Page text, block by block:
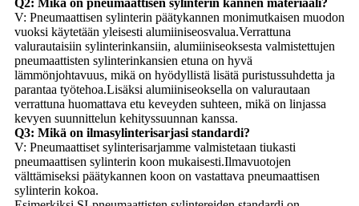
V: Pneumaattisen sylinterin päätykannen monimutkaisen muodon
vuoksi käytetään yleisesti alumiiniseosvalua.Verrattuna
valurautaisiin sylinterinkansiin, alumiiniseoksesta valmistettujen
pneumaattisten sylinterinkansien etuna on hyvä
lämmönjohtavuus, mikä on hyödyllistä lisätä puristussuhdetta ja
parantaa työtehoa.Lisäksi alumiiniseoksella on valurautaan
verrattuna huomattava etu keveyden suhteen, mikä on linjassa
kevyen suunnittelun kehityssuunnan kanssa.
Q3: Mikä on ilmasylinterisarjasi standardi?
V: Pneumaattiset sylinterisarjamme valmistetaan tiukasti
pneumaattisen sylinterin koon mukaisesti.Ilmavuotojen
välttämiseksi päätykannen koon on vastattava pneumaattisen
sylinterin kokoa.